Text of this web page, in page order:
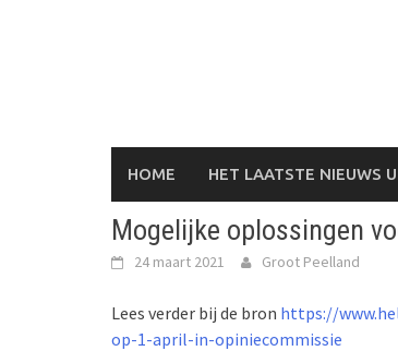
HOME HET LAATSTE NIEUWS
Mogelijke oplossingen
24 maart 2021 Groot Peelland
Lees verder bij de bron https://
op-1-april-in-opiniecommissie